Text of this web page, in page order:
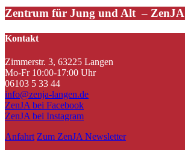
Zentrum für Jung und Alt – ZenJA
Kontakt
Zimmerstr. 3, 63225 Langen
Mo-Fr 10:00-17:00 Uhr
06103 5 33 44
info@zenja-langen.de
ZenJA bei Facebook
ZenJA bei Instagram
Anfahrt Zum ZenJA Newsletter